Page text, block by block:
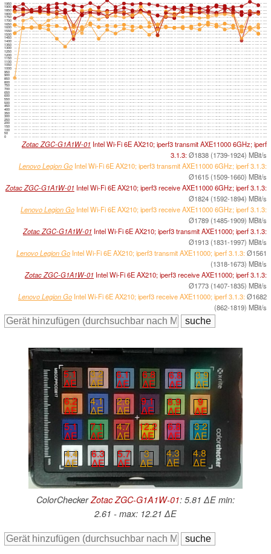
0
50
100
150
200
250
300
350
400
450
500
550
600
650
700
750
800
850
900
950
1000
1050
1100
1150
1200
1250
1300
1350
1400
1450
1500
1550
1600
1650
1700
1750
1800
1850
1900
1950
Zotac ZGC-G1A1W-01 Intel Wi-Fi 6E AX210; iperf3 transmit AXE11000 6GHz; iperf
3.1.3:Ø1838 (1739-1924) MBit/s
Lenovo Legion Go Intel Wi-Fi 6E AX210; iperf3 transmit AXE11000 6GHz; iperf 3.1.3:
Ø1615 (1509-1660) MBit/s
Zotac ZGC-G1A1W-01 Intel Wi-Fi 6E AX210; iperf3 receive AXE11000 6GHz; iperf 3.1.3:
Ø1824 (1592-1894) MBit/s
Lenovo Legion Go Intel Wi-Fi 6E AX210; iperf3 receive AXE11000 6GHz; iperf 3.1.3:
Ø1789 (1485-1909) MBit/s
Zotac ZGC-G1A1W-01 Intel Wi-Fi 6E AX210; iperf3 transmit AXE11000; iperf 3.1.3:
Ø1913 (1831-1997) MBit/s
Lenovo Legion Go Intel Wi-Fi 6E AX210; iperf3 transmit AXE11000; iperf 3.1.3:Ø1561
(1318-1673) MBit/s
Zotac ZGC-G1A1W-01 Intel Wi-Fi 6E AX210; iperf3 receive AXE11000; iperf 3.1.3:
Ø1773 (1407-1835) MBit/s
Lenovo Legion Go Intel Wi-Fi 6E AX210; iperf3 receive AXE11000; iperf 3.1.3:Ø1682
(862-1819) MBit/s
5.1
∆E
3.2
∆E
6.1
∆E
6.8
∆E
6.8
∆E
3.9
∆E
6.2
∆E
4.1
∆E
2.6
∆E
9.1
∆E
8.9
∆E
9
∆E
5.1
∆E
7.1
∆E
4.7
∆E
12.2
∆E
6.8
∆E
3.2
∆E
4.4
∆E
6.3
∆E
5.7
∆E
3
∆E
4.3
∆E
4.8
∆E
ColorCheckerZotac ZGC-G1A1W-01: 5.81 ∆E min:
2.61 - max: 12.21 ∆E